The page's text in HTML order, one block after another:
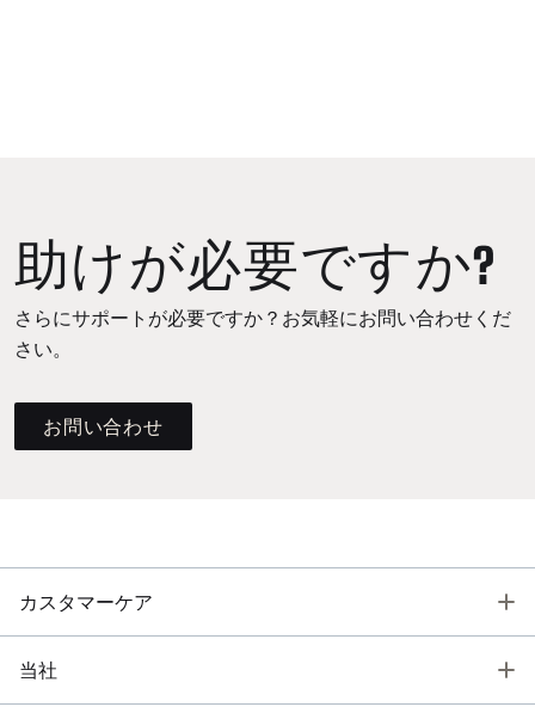
助けが必要ですか?
さらにサポートが必要ですか？お気軽にお問い合わせくだ
さい。
お問い合わせ
カスタマーケア
当社